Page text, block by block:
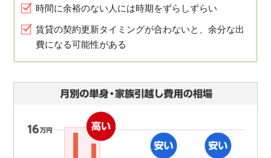
時間に余裕のない人には時期をずらしずらい
賃貸の契約更新タイミングが合わないと、余分な出
費になる可能性がある